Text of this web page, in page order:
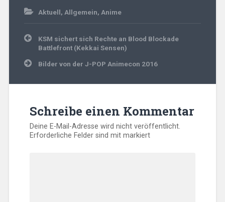
Aktuell, Allgemein, Anime
Beitragsnavigation
KSM sichert sich Rechte an Blood Blockade
Battlefront (Kekkai Sensen)
Bilder von der J-POP Animecon 2016
Schreibe einen Kommentar
Deine E-Mail-Adresse wird nicht veröffentlicht.
Erforderliche Felder sind mitmarkiert